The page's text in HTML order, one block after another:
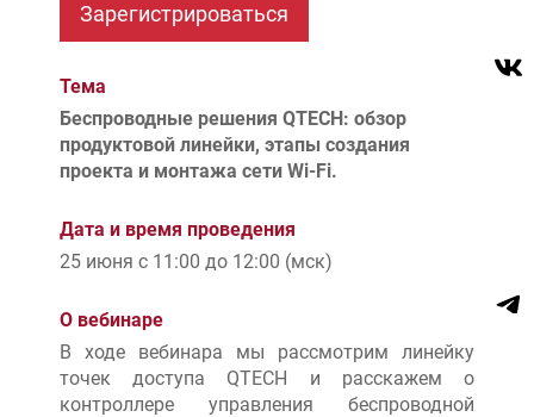
Тема
Беспроводные решения QTECH: обзор
продуктовой линейки, этапы создания
проекта и монтажа сети Wi-Fi.
Дата и время проведения
25 июня с 11:00 до 12:00 (мск)
О вебинаре
В ходе вебинара мы рассмотрим линейку
точек доступа QTECH и расскажем о
контроллере управления беспроводной